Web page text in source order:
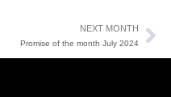
NEXT MONTH
Promise of the month July 2024